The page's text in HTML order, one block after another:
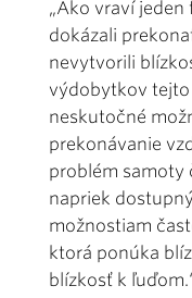
„Ako vraví jeden
dokázali
nevytvorili
výdobytkov
neskutočné
prekonávanie
problém samoty
napriek
možnostiam
ktorá ponúka
blízkosť k